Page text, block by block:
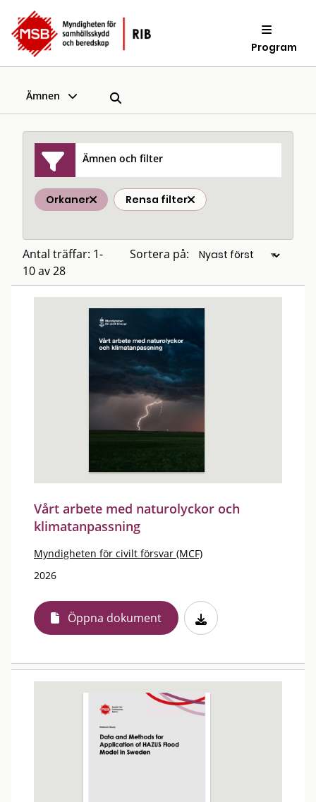
Program
Ämnen
Ämnen och filter
Orkaner Rensa filter
Antal träffar: 1-
10 av 28
Sortera på:
Vårt arbete med naturolyckor och
klimatanpassning
Myndigheten för civilt försvar (MCF)
2026
Öppna dokument